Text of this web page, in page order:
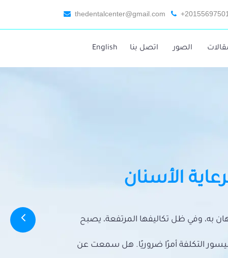
thedentalcenter@gmail.com
الصور اتصل بنا English
الأسنان
به، وفي ظل تكاليفها المرتفعة، يصبح
التكلفة أمرًا ضروريًا. هل سمعت عن